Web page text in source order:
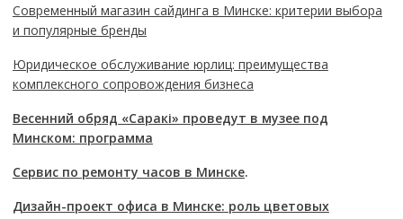
Современный магазин сайдинга в Минске: критерии выбора
и популярные бренды
Юридическое обслуживание юрлиц: преимущества
комплексного сопровождения бизнеса
Весенний обряд «Саракі» проведут в музее под
Минском: программа
Сервис по ремонту часов в Минске.
Дизайн-проект офиса в Минске: роль цветовых